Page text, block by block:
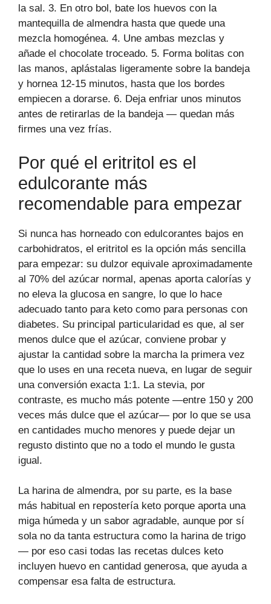
la sal. 3. En otro bol, bate los huevos con la
mantequilla de almendra hasta que quede una
mezcla homogénea. 4. Une ambas mezclas y
añade el chocolate troceado. 5. Forma bolitas con
las manos, aplástalas ligeramente sobre la bandeja
y hornea 12-15 minutos, hasta que los bordes
empiecen a dorarse. 6. Deja enfriar unos minutos
antes de retirarlas de la bandeja — quedan más
firmes una vez frías.
Por qué el eritritol es el
edulcorante más
recomendable para empezar
Si nunca has horneado con edulcorantes bajos en
carbohidratos, el eritritol es la opción más sencilla
para empezar: su dulzor equivale aproximadamente
al 70% del azúcar normal, apenas aporta calorías y
no eleva la glucosa en sangre, lo que lo hace
adecuado tanto para keto como para personas con
diabetes. Su principal particularidad es que, al ser
menos dulce que el azúcar, conviene probar y
ajustar la cantidad sobre la marcha la primera vez
que lo uses en una receta nueva, en lugar de seguir
una conversión exacta 1:1. La stevia, por
contraste, es mucho más potente —entre 150 y 200
veces más dulce que el azúcar— por lo que se usa
en cantidades mucho menores y puede dejar un
regusto distinto que no a todo el mundo le gusta
igual.
La harina de almendra, por su parte, es la base
más habitual en repostería keto porque aporta una
miga húmeda y un sabor agradable, aunque por sí
sola no da tanta estructura como la harina de trigo
— por eso casi todas las recetas dulces keto
incluyen huevo en cantidad generosa, que ayuda a
compensar esa falta de estructura.